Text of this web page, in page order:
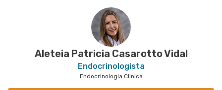
Aleteia Patricia Casarotto Vidal
Endocrinologista
Endocrinologia Clinica